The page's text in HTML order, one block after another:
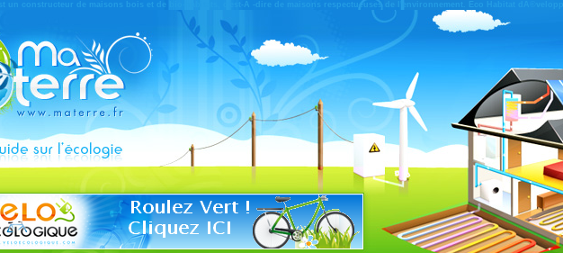
un constructeur de maisons bois et de bio-habitats, c'est-Ã -dire de maisons respectueuses de l'environnement. Eco Habitat